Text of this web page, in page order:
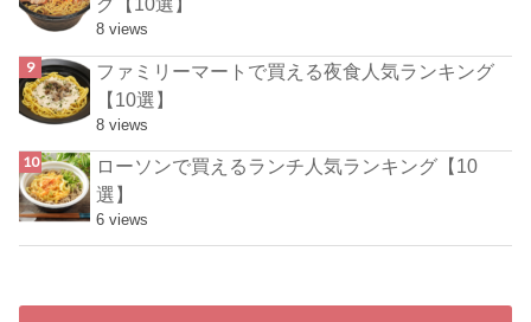
8 views
ファミリーマートで買える夜食人気ランキング
【10選】
8 views
ローソンで買えるランチ人気ランキング【10
選】
6 views